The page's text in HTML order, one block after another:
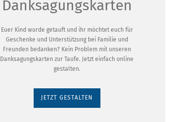
Danksagungskarten
Euer Kind wurde getauft und ihr möchtet euch für
Geschenke und Unterstützung bei Familie und
Freunden bedanken? Kein Problem mit unseren
Danksagungskarten zur Taufe. Jetzt einfach online
gestalten.
JETZT GESTALTEN